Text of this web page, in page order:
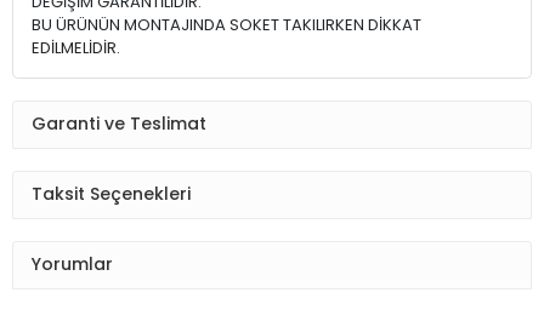
BU ÜRÜNÜN MONTAJINDA SOKET TAKILIRKEN DİKKAT
EDİLMELİDİR.
Garanti ve Teslimat
Taksit Seçenekleri
Yorumlar